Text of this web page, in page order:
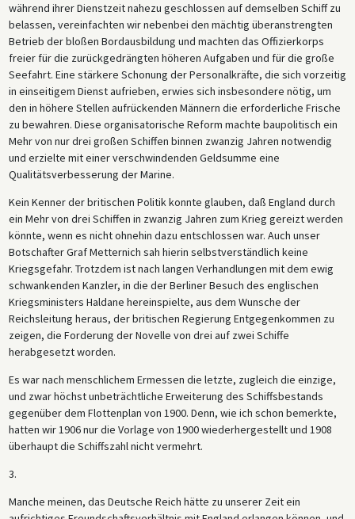
während ihrer Dienstzeit nahezu geschlossen auf demselben Schiff zu
belassen, vereinfachten wir nebenbei den mächtig überanstrengten
Betrieb der bloßen Bordausbildung und machten das Offizierkorps
freier für die zurückgedrängten höheren Aufgaben und für die große
Seefahrt. Eine stärkere Schonung der Personalkräfte, die sich vorzeitig
in einseitigem Dienst aufrieben, erwies sich insbesondere nötig, um
den in höhere Stellen aufrückenden Männern die erforderliche Frische
zu bewahren. Diese organisatorische Reform machte baupolitisch ein
Mehr von nur drei großen Schiffen binnen zwanzig Jahren notwendig
und erzielte mit einer verschwindenden Geldsumme eine
Qualitätsverbesserung der Marine.
Kein Kenner der britischen Politik konnte glauben, daß England durch
ein Mehr von drei Schiffen in zwanzig Jahren zum Krieg gereizt werden
könnte, wenn es nicht ohnehin dazu entschlossen war. Auch unser
Botschafter Graf Metternich sah hierin selbstverständlich keine
Kriegsgefahr. Trotzdem ist nach langen Verhandlungen mit dem ewig
schwankenden Kanzler, in die der Berliner Besuch des englischen
Kriegsministers Haldane hereinspielte, aus dem Wunsche der
Reichsleitung heraus, der britischen Regierung Entgegenkommen zu
zeigen, die Forderung der Novelle von drei auf zwei Schiffe
herabgesetzt worden.
Es war nach menschlichem Ermessen die letzte, zugleich die einzige,
und zwar höchst unbeträchtliche Erweiterung des Schiffsbestands
gegenüber dem Flottenplan von 1900. Denn, wie ich schon bemerkte,
hatten wir 1906 nur die Vorlage von 1900 wiederhergestellt und 1908
überhaupt die Schiffszahl nicht vermehrt.
3.
Manche meinen, das Deutsche Reich hätte zu unserer Zeit ein